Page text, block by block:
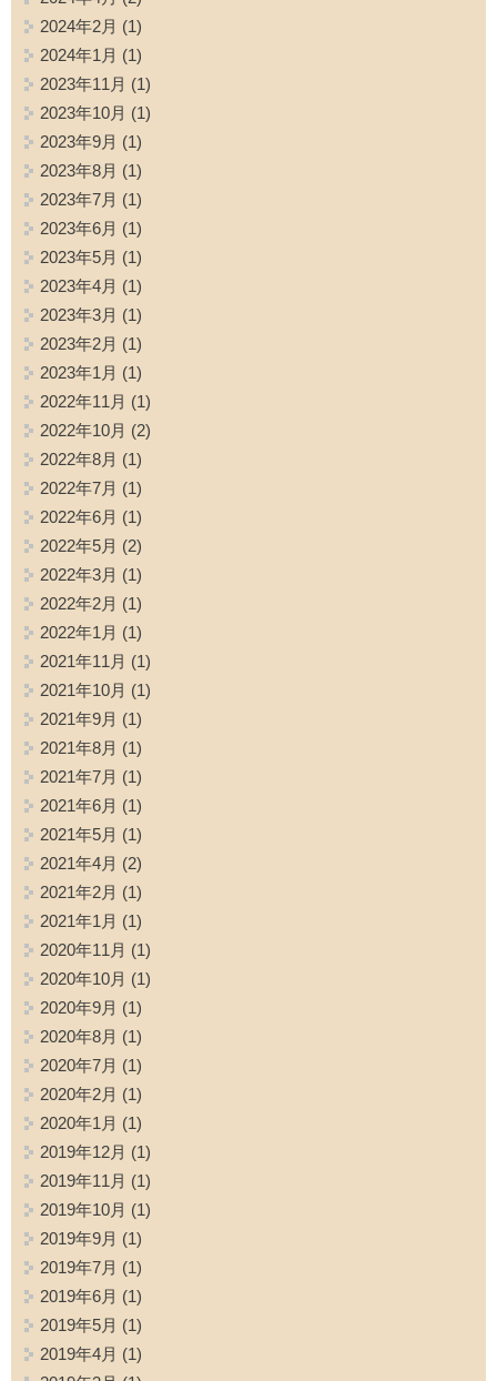
2024年2月 (1)
2024年1月 (1)
2023年11月 (1)
2023年10月 (1)
2023年9月 (1)
2023年8月 (1)
2023年7月 (1)
2023年6月 (1)
2023年5月 (1)
2023年4月 (1)
2023年3月 (1)
2023年2月 (1)
2023年1月 (1)
2022年11月 (1)
2022年10月 (2)
2022年8月 (1)
2022年7月 (1)
2022年6月 (1)
2022年5月 (2)
2022年3月 (1)
2022年2月 (1)
2022年1月 (1)
2021年11月 (1)
2021年10月 (1)
2021年9月 (1)
2021年8月 (1)
2021年7月 (1)
2021年6月 (1)
2021年5月 (1)
2021年4月 (2)
2021年2月 (1)
2021年1月 (1)
2020年11月 (1)
2020年10月 (1)
2020年9月 (1)
2020年8月 (1)
2020年7月 (1)
2020年2月 (1)
2020年1月 (1)
2019年12月 (1)
2019年11月 (1)
2019年10月 (1)
2019年9月 (1)
2019年7月 (1)
2019年6月 (1)
2019年5月 (1)
2019年4月 (1)